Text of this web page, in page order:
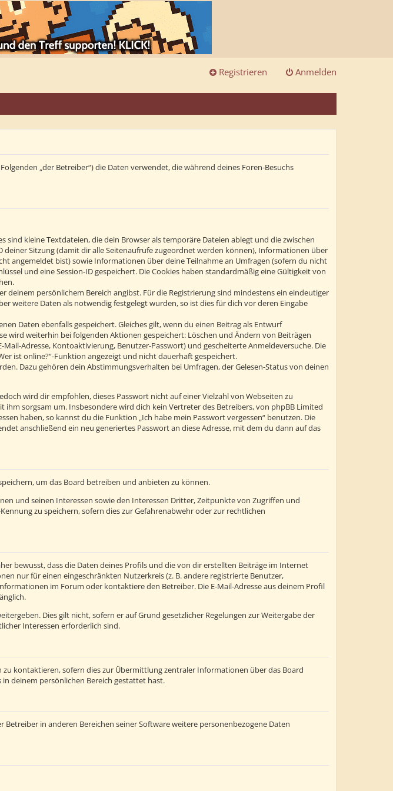
Anmelden
Registrieren
„der Betreiber“) die Daten verwendet, die während deines Foren-Besuchs
sind kleine Textdateien, die dein Browser als temporäre Dateien ablegt und die zwischen
Sitzung (damit dir alle Seitenaufrufe zugeordnet werden können), Informationen über
angemeldet bist) sowie Informationen über deine Teilnahme an Umfragen (sofern du nicht
und eine Session-ID gespeichert. Die Cookies haben standardmäßig eine Gültigkeit von
persönlichem Bereich angibst. Für die Registrierung sind mindestens ein eindeutiger
weitere Daten als notwendig festgelegt wurden, so ist dies für dich vor deren Eingabe
Daten ebenfalls gespeichert. Gleiches gilt, wenn du einen Beitrag als Entwurf
wird weiterhin bei folgenden Aktionen gespeichert: Löschen und Ändern von Beiträgen
Adresse, Kontoaktivierung, Benutzer-Passwort) und gescheiterte Anmeldeversuche. Die
ist online?“-Funktion angezeigt und nicht dauerhaft gespeichert.
Dazu gehören dein Abstimmungsverhalten bei Umfragen, der Gelesen-Status von deinen
wird dir empfohlen, dieses Passwort nicht auf einer Vielzahl von Webseiten zu
sorgsam um. Insbesondere wird dich kein Vertreter des Betreibers, von phpBB Limited
haben, so kannst du die Funktion „Ich habe mein Passwort vergessen“ benutzen. Die
anschließend ein neu generiertes Passwort an diese Adresse, mit dem du dann auf das
um das Board betreiben und anbieten zu können.
und seinen Interessen sowie den Interessen Dritter, Zeitpunkte von Zugriffen und
zu speichern, sofern dies zur Gefahrenabwehr oder zur rechtlichen
bewusst, dass die Daten deines Profils und die von dir erstellten Beiträge im Internet
nur für einen eingeschränkten Nutzerkreis (z. B. andere registrierte Benutzer,
im Forum oder kontaktiere den Betreiber. Die E-Mail-Adresse aus deinem Profil
Dies gilt nicht, sofern er auf Grund gesetzlicher Regelungen zur Weitergabe der
Interessen erforderlich sind.
kontaktieren, sofern dies zur Übermittlung zentraler Informationen über das Board
deinem persönlichen Bereich gestattet hast.
in anderen Bereichen seiner Software weitere personenbezogene Daten